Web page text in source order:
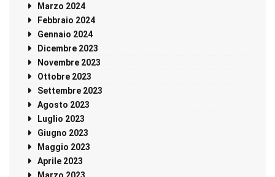
Marzo 2024
Febbraio 2024
Gennaio 2024
Dicembre 2023
Novembre 2023
Ottobre 2023
Settembre 2023
Agosto 2023
Luglio 2023
Giugno 2023
Maggio 2023
Aprile 2023